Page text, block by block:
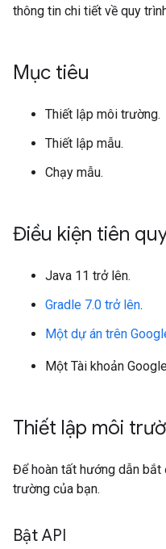
thông tin chi tiết về quy
Mục tiêu
Thiết lập môi trường.
Thiết lập mẫu.
Chạy mẫu.
Điều kiện tiên
Java 11 trở lên.
Gradle 7.0 trở lên.
Một dự án trên
Một Tài khoản
Thiết lập môi
Để hoàn tất hướng dẫn bắt
trường của bạn.
Bật API